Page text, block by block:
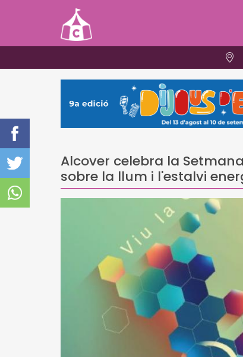
Alcover celebra la
sobre la llum i l'estalvi